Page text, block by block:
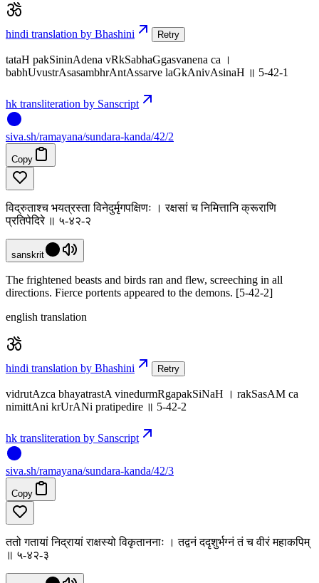
hindi translation by Bhashini Retry
tataH pakSininAdena vRkSabhaGgasvanena ca ।
babhUvustrAsasambhrAntAssarve laGkAnivAsinaH ॥ 5-42-1
hk transliteration by Sanscript
siva.sh/ramayana/sundara-kanda/42/2
Copy
विद्रुताश्च भयत्रस्ता विनेदुर्मृगपक्षिणः । रक्षसां च निमित्तानि क्रूराणि
प्रतिपेदिरे ॥ ५-४२-२
sanskrit
The frightened beasts and birds ran and flew, screeching in all
directions. Fierce portents appeared to the demons. [5-42-2]
english translation
hindi translation by Bhashini Retry
vidrutAzca bhayatrastA vinedurmRgapakSiNaH । rakSasAM ca
nimittAni krUrANi pratipedire ॥ 5-42-2
hk transliteration by Sanscript
siva.sh/ramayana/sundara-kanda/42/3
Copy
ततो गतायां निद्रायां राक्षस्यो विकृताननाः । तद्वनं ददृशुर्भग्नं तं च वीरं महाकपिम्
॥ ५-४२-३